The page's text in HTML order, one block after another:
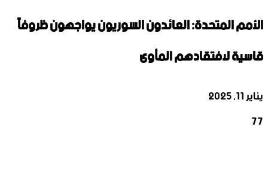
الأمم المتحدة: العائدون السوريون يواجهون ظروفاً
قاسية لافتقادهم المأوى
يناير 11, 2025
77